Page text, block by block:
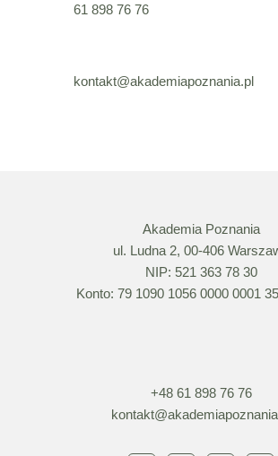
61 898 76 76
kontakt@akademiapoznania.pl
Akademia Poznania
ul. Ludna 2, 00-406
NIP: 521 363 78 30
Konto: 79 1090 1056 0000 0001
+48 61 898 76 76